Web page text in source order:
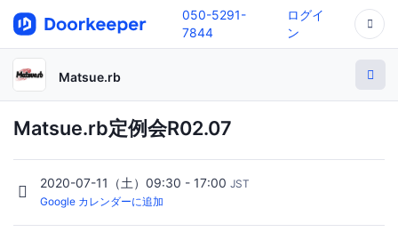
050-5291-
7844
ログイ
ン
Matsue.rb
Matsue.rb定例会R02.07
2020-07-11（土）09:30 - 17:00 JST
Google カレンダーに追加